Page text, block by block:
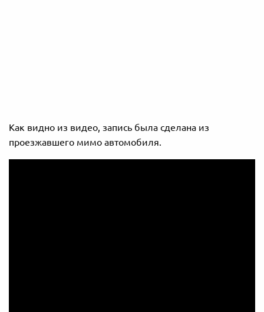
Как видно из видео, запись была сделана из
проезжавшего мимо автомобиля.